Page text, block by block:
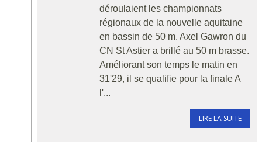
déroulaient les championnats
régionaux de la nouvelle aquitaine
en bassin de 50 m. Axel Gawron du
CN St Astier a brillé au 50 m brasse.
Améliorant son temps le matin en
31'29, il se qualifie pour la finale A
l'...
LIRE LA SUITE